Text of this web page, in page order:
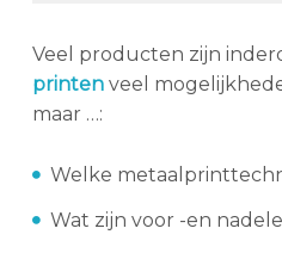
Veel producten zijn
printenveel
maar …:
Welke
Wat zijn voor -en